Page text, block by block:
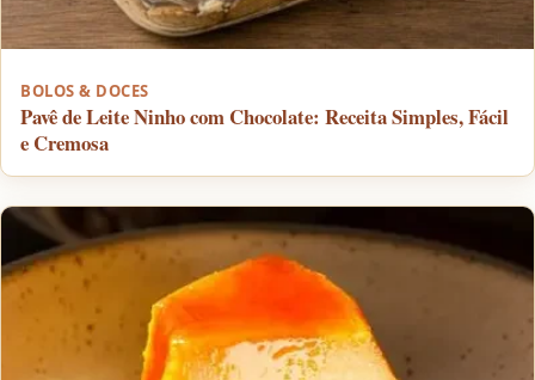
BOLOS & DOCES
Pavê de Leite Ninho com Chocolate: Receita Simples, Fácil
e Cremosa